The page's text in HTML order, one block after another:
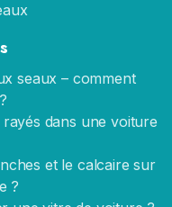
seaux – comment
dans une voiture
et le calcaire sur
?